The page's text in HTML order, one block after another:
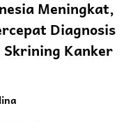
Meningkat,
Diagnosis
Kanker